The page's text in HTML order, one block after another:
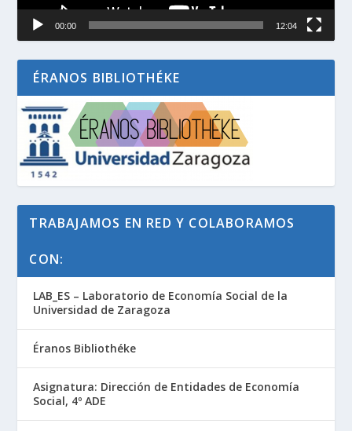
00:00 12:04
ÉRANOS BIBLIOTHÉKE
TRABAJAMOS EN RED Y COLABORAMOS
CON:
LAB_ES – Laboratorio de Economía Social de la
Universidad de Zaragoza
Éranos Bibliothéke
Asignatura: Dirección de Entidades de Economía
Social, 4º ADE